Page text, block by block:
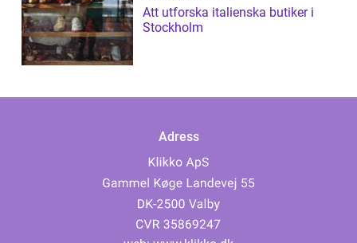
Att utforska italienska butiker i
Stockholm
Adress